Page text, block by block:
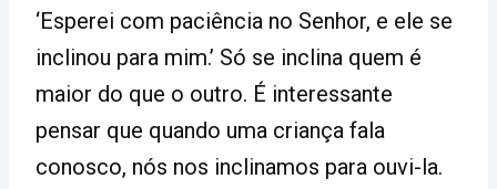
‘Esperei com paciência no Senhor, e ele se
inclinou para mim.’ Só se inclina quem é
maior do que o outro. É interessante
pensar que quando uma criança fala
conosco, nós nos inclinamos para ouvi-la.